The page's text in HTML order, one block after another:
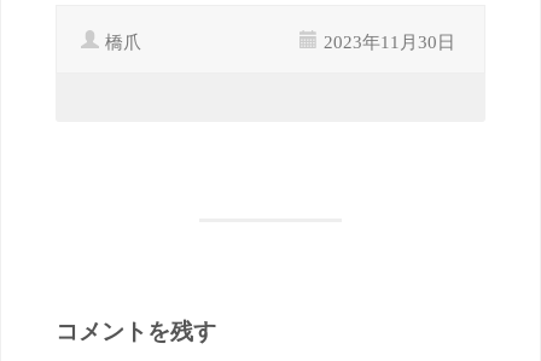
橋爪 2023年11月30日
コメントを残す